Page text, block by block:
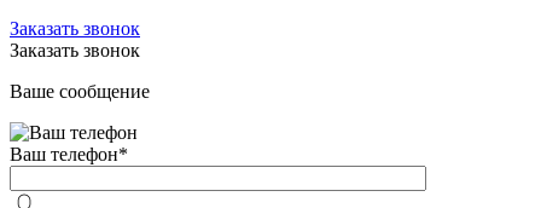
Заказать звонок
Заказать звонок
Ваше сообщение
Ваш телефон*